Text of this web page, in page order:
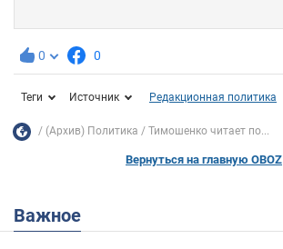
0 0
Теги Источник Редакционная политика
(Архив) Политика Тимошенко читает по...
Вернуться на главную OBOZ
Важное